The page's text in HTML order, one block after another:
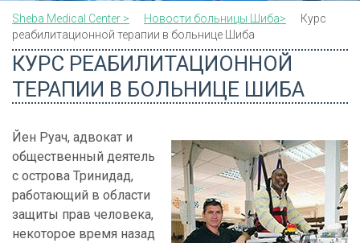
Sheba Medical Center > Новости больницы Шиба>
Курс
реабилитационной терапии в больнице Шиба
КУРС РЕАБИЛИТАЦИОННОЙ
ТЕРАПИИ В БОЛЬНИЦЕ ШИБА
Йен Руач, адвокат и
общественный деятель
с острова Тринидад,
работающий в области
защиты прав человека,
некоторое время назад